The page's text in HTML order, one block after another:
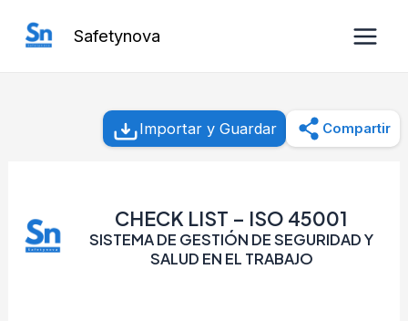
Safetynova
Importar y Guardar Compartir
CHECK LIST – ISO 45001
SISTEMA DE GESTIÓN DE SEGURIDAD Y
SALUD EN EL TRABAJO